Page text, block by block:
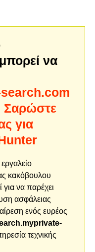
να
Σαρώστε
για
κακόβουλου
για να παρέχει
ασφάλειας
ενός ευρέος
τεχνικής